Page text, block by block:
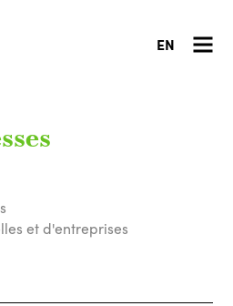
EN
et d'entreprises